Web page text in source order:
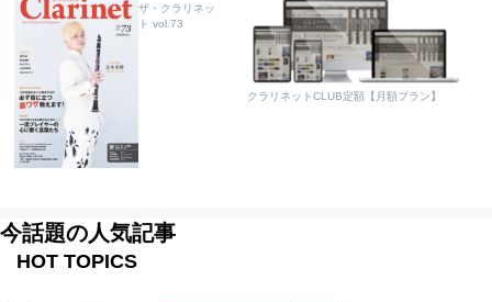
ザ・クラリネッ
ト vol.73
クラリネットCLUB定額【月額プラン】
今話題の人気記事
HOT TOPICS